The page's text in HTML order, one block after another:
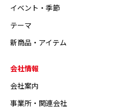
イベント・季節
テーマ
新商品・アイテム
会社情報
会社案内
事業所・関連会社